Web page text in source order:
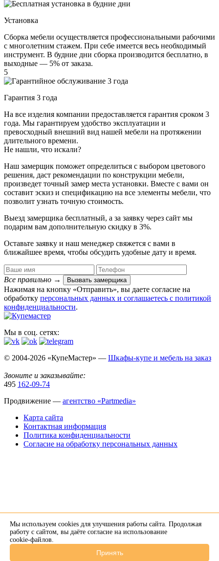
Установка
Сборка мебели осуществляется профессиональными рабочими
с многолетним стажем. При себе имеется весь необходимый
инструмент. В будние дни сборка производится бесплатно, в
выходные — 5% от заказа.
5
Гарантия 3 года
На все изделия компании предоставляется гарантия сроком 3
года. Мы гарантируем удобство эксплуатации и
превосходный внешний вид нашей мебели на протяжении
длительного времени.
Не нашли, что искали?
Наш замерщик поможет определиться с выбором цветового
решения, даст рекомендации по конструкции мебели,
произведет точный замер места установки. Вместе с вами он
составит эскиз и спецификацию на все элементы мебели, что
позволит узнать точную стоимость.
Выезд замерщика бесплатный, а за заявку через сайт мы
подарим вам дополнительную скидку в 3%.
Оставьте заявку и наш менеджер свяжется с вами в
ближайшее время, чтобы обсудить удобные дату и время.
Все правильно → Вызвать замерщика
Нажимая на кнопку «Отправить», вы даете согласие на
обработку персональных данных​ и соглашаетесь c политикой
конфиденциальности.
Мы в соц. сетях:
© 2004-2026 «КупеМастер» — Шкафы-купе и мебель на заказ
Звоните и заказывайте:
495 162-09-74
Продвижение — агентство «Partmedia»
Карта сайта
Контактная информация
Политика конфиденциальности
Согласие на обработку персональных данных
Напишите нам в Telegram
Мы используем cookies для улучшения работы сайта. Продолжая
работу с сайтом, вы даёте согласие на использование
cookie-файлов.
Принять